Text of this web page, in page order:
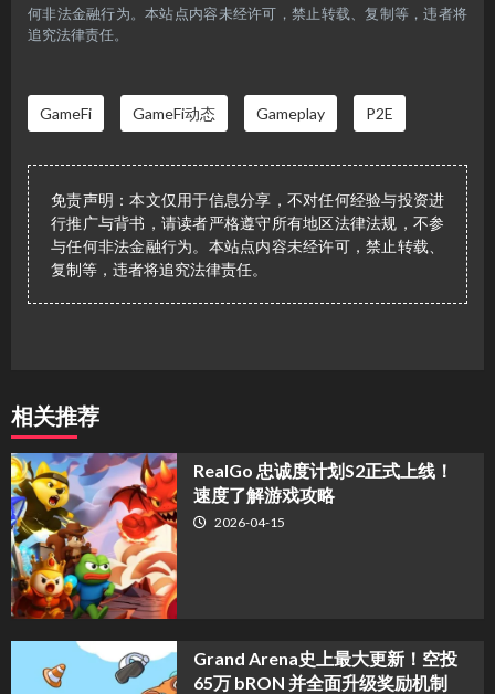
何非法金融行为。本站点内容未经许可，禁止转载、复制等，违者将
追究法律责任。
GameFi GameFi动态 Gameplay P2E
免责声明：本文仅用于信息分享，不对任何经验与投资进
行推广与背书，请读者严格遵守所有地区法律法规，不参
与任何非法金融行为。本站点内容未经许可，禁止转载、
复制等，违者将追究法律责任。
相关推荐
​RealGo 忠诚度计划S2正式上线！
速度了解游戏攻略
2026-04-15
Grand Arena史上最大更新！空投
65万 bRON 并全面升级奖励机制